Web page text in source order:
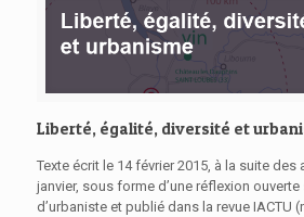
Liberté, égalité, diversité et
Texte écrit le 14 février 2015, à la suite
janvier, sous forme d’une réflexion ouverte
d’urbaniste et publié dans la revue IACTU